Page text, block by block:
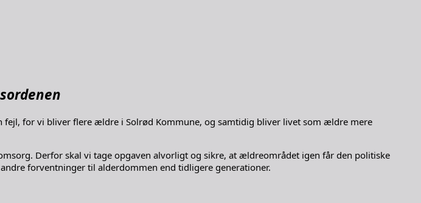
for vi bliver flere ældre i Solrød Kommune, og samtidig bliver livet som ældre mere
Derfor skal vi tage opgaven alvorligt og sikre, at ældreområdet igen får den politiske
forventninger til alderdommen end tidligere generationer.